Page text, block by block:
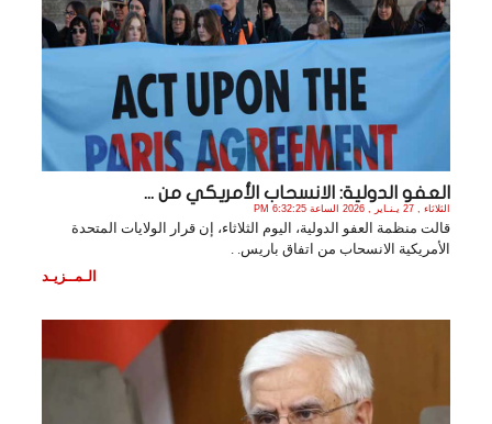
العفو الدولية: الانسحاب الأمريكي من ...
الثلاثاء , 27 يـنـاير , 2026 الساعة 6:32:25 PM
قالت منظمة العفو الدولية، اليوم الثلاثاء، إن قرار الولايات المتحدة
الأمريكية الانسحاب من اتفاق باريس. .
الـمــزيـد